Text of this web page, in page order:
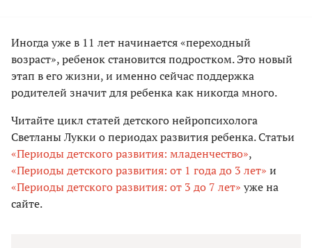
Иногда уже в 11 лет начинается «переходный
возраст», ребенок становится подростком. Это новый
этап в его жизни, и именно сейчас поддержка
родителей значит для ребенка как никогда много.
Читайте цикл статей детского нейропсихолога
Светланы Лукки о периодах развития ребенка. Статьи
«Периоды детского развития: младенчество»,
«Периоды детского развития: от 1 года до 3 лет» и
«Периоды детского развития: от 3 до 7 лет» уже на
сайте.